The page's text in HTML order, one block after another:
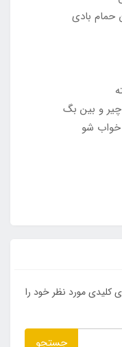
حمام بادی
و بین بگ
خواب شو
کلیدی مورد نظر خود را
جستجو